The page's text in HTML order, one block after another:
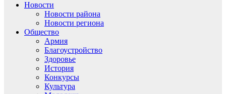
Новости
Новости района
Новости региона
Общество
Армия
Благоустройство
Здоровье
История
Конкурсы
Культура